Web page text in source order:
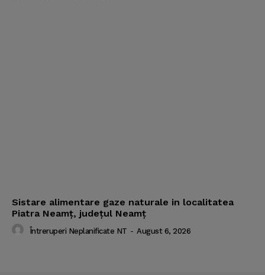
Sistare alimentare gaze naturale in localitatea
Piatra Neamț, județul Neamț
Întreruperi Neplanificate NT - August 6, 2026